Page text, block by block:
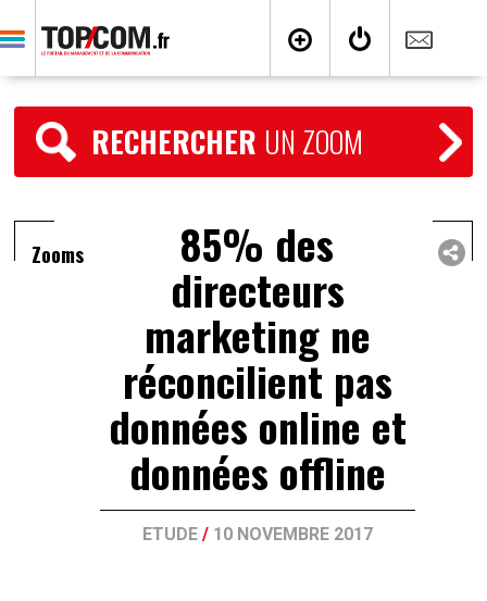
RECHERCHER UN ZOOM
Zooms 85% des
directeurs
marketing ne
réconcilient pas
données online et
données offline
ETUDE/ 10 NOVEMBRE 2017